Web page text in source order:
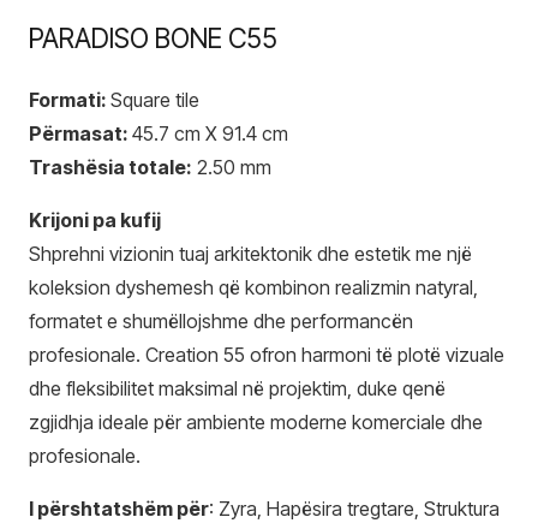
PARADISO BONE C55
Formati: Square tile
Përmasat: 45.7 cm X 91.4 cm
Trashësia totale: 2.50 mm
Krijoni pa kufij
Shprehni vizionin tuaj arkitektonik dhe estetik me një
koleksion dyshemesh që kombinon realizmin natyral,
formatet e shumëllojshme dhe performancën
profesionale. Creation 55 ofron harmoni të plotë vizuale
dhe fleksibilitet maksimal në projektim, duke qenë
zgjidhja ideale për ambiente moderne komerciale dhe
profesionale.
I përshtatshëm për: Zyra, Hapësira tregtare, Struktura